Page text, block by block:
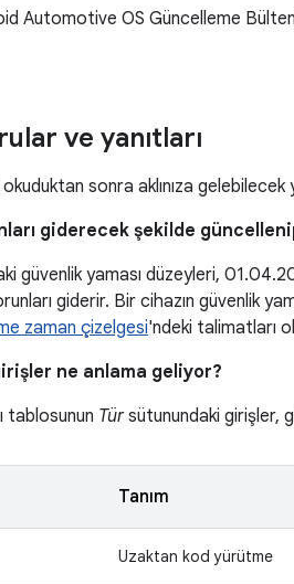
Automotive OS Güncelleme
ve yanıtları
sonra aklınıza gelebilecek
giderecek şekilde
güvenlik yaması düzeyleri,
giderir. Bir cihazın güvenlik
zaman çizelgesi'ndeki talimatları
ne anlama geliyor?
tablosunun Türsütunundaki girişler,
Tanım
Uzaktan kod yürütme